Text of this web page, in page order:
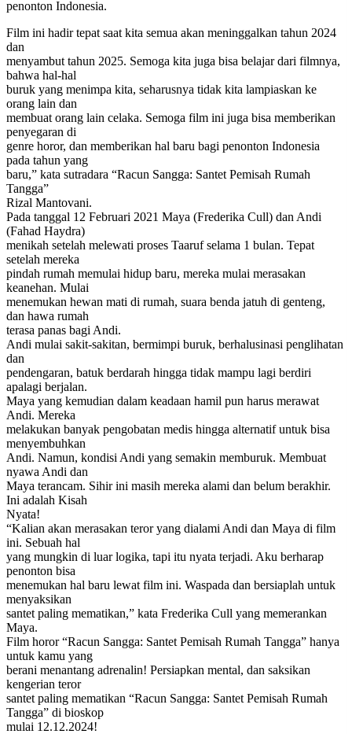
penonton Indonesia.
Film ini hadir tepat saat kita semua akan meninggalkan tahun 2024
dan
menyambut tahun 2025. Semoga kita juga bisa belajar dari filmnya,
bahwa hal-hal
buruk yang menimpa kita, seharusnya tidak kita lampiaskan ke
orang lain dan
membuat orang lain celaka. Semoga film ini juga bisa memberikan
penyegaran di
genre horor, dan memberikan hal baru bagi penonton Indonesia
pada tahun yang
baru,” kata sutradara “Racun Sangga: Santet Pemisah Rumah
Tangga”
Rizal Mantovani.
Pada tanggal 12 Februari 2021 Maya (Frederika Cull) dan Andi
(Fahad Haydra)
menikah setelah melewati proses Taaruf selama 1 bulan. Tepat
setelah mereka
pindah rumah memulai hidup baru, mereka mulai merasakan
keanehan. Mulai
menemukan hewan mati di rumah, suara benda jatuh di genteng,
dan hawa rumah
terasa panas bagi Andi.
Andi mulai sakit-sakitan, bermimpi buruk, berhalusinasi penglihatan
dan
pendengaran, batuk berdarah hingga tidak mampu lagi berdiri
apalagi berjalan.
Maya yang kemudian dalam keadaan hamil pun harus merawat
Andi. Mereka
melakukan banyak pengobatan medis hingga alternatif untuk bisa
menyembuhkan
Andi. Namun, kondisi Andi yang semakin memburuk. Membuat
nyawa Andi dan
Maya terancam. Sihir ini masih mereka alami dan belum berakhir.
Ini adalah Kisah
Nyata!
“Kalian akan merasakan teror yang dialami Andi dan Maya di film
ini. Sebuah hal
yang mungkin di luar logika, tapi itu nyata terjadi. Aku berharap
penonton bisa
menemukan hal baru lewat film ini. Waspada dan bersiaplah untuk
menyaksikan
santet paling mematikan,” kata Frederika Cull yang memerankan
Maya.
Film horor “Racun Sangga: Santet Pemisah Rumah Tangga” hanya
untuk kamu yang
berani menantang adrenalin! Persiapkan mental, dan saksikan
kengerian teror
santet paling mematikan “Racun Sangga: Santet Pemisah Rumah
Tangga” di bioskop
mulai 12.12.2024!